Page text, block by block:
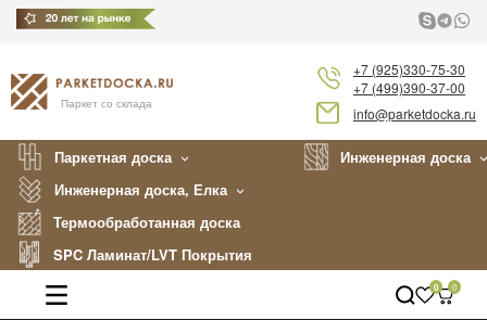
Паркет со склада
+7 (925)330-75-30
+7 (499)390-37-00
info@parketdocka.ru
Паркетная доска
Инженерная доска
Инженерная доска, Елка
Термообработанная доска
SPC Ламинат/LVT Покрытия
0 0